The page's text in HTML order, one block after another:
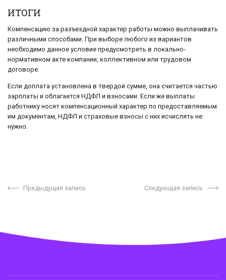
ИТОГИ
Компенсацию за разъездной характер работы можно выплачивать
различными способами. При выборе любого из вариантов
необходимо данное условие предусмотреть в локально-
нормативном акте компании, коллективном или трудовом
договоре.
Если доплата установлена в твердой сумме, она считается частью
зарплаты и облагается НДФЛ и взносами. Если же выплаты
работнику носят компенсационный характер по предоставляемым
им документам, НДФЛ и страховые взносы с них исчислять не
нужно.
Предыдущая запись Следующая запись